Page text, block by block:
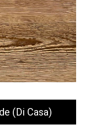
(di Casa)